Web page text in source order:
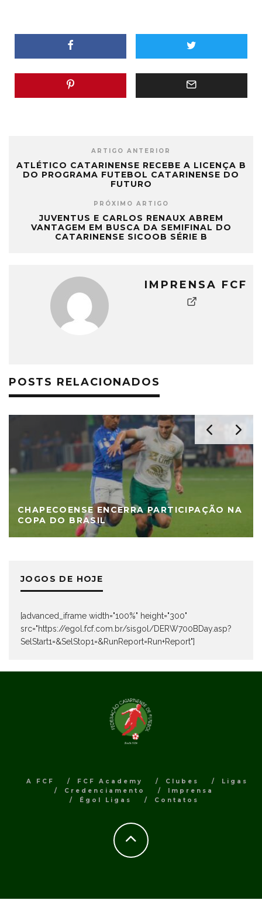
dedicação e conduta
ARTIGO ANTERIOR
ATLÉTICO CATARINENSE RECEBE A LICENÇA B
DO PROGRAMA FUTEBOL CATARINENSE DO
FUTURO
PRÓXIMO ARTIGO
JUVENTUS E CARLOS RENAUX ABREM
VANTAGEM EM BUSCA DA SEMIFINAL DO
CATARINENSE SICOOB SÉRIE B
IMPRENSA FCF
POSTS RELACIONADOS
CHAPECOENSE ENCERRA PARTICIPAÇÃO NA
COPA DO BRASIL
JOGOS DE HOJE
[advanced_iframe width="100%" height="300"
src="https://egol.fcf.com.br/sisgol/DERW700BDay.asp?
SelStart1=&SelStop1=&RunReport=Run+Report"]
A FCF FCF Academy Clubes
Ligas
Credenciamento
Imprensa
Égol Ligas
Contatos